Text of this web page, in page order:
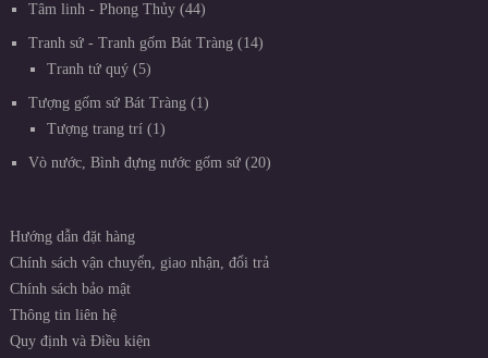
Tâm linh - Phong Thủy 44
Tranh sứ - Tranh gốm Bát Tràng
14
Tranh tứ quý
5
Tượng gốm sứ Bát Tràng
1
Tượng trang trí
1
Vò nước, Bình đựng nước gốm sứ 20
Hướng dẫn đặt hàng
Chính sách vận chuyển, giao nhận, đổi trả
Chính sách bảo mật
Thông tin liên hệ
Quy định và Điều kiện